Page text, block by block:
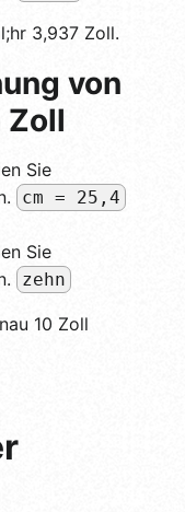
3,937 Zoll.
von
Zoll
Sie
cm = 25,4
Sie
zehn
10 Zoll